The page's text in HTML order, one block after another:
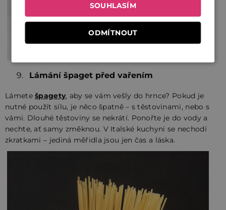
Lámání špaget před vařením
Lámetešpagety, aby se vám vešly do hrnce? Pokud je
nutné použít sílu, je něco špatně – s těstovinami, nebo s
vámi. Dlouhé těstoviny se nekrátí. Ponořte je do vody a
nechte, ať samy změknou. V Italské kuchyni se nechodí
zkratkami – jediná měřidla jsou jen čas a láska.
SOUHLASÍM
ODMÍTNOUT